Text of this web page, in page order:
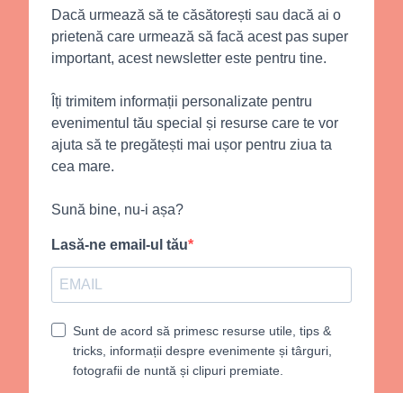
Dacă urmează să te căsătorești sau dacă ai o
prietenă care urmează să facă acest pas super
important, acest newsletter este pentru tine.
Îți trimitem informații personalizate pentru
evenimentul tău special și resurse care te vor
ajuta să te pregătești mai ușor pentru ziua ta
cea mare.
Sună bine, nu-i așa?
Lasă-ne email-ul tău
Sunt de acord să primesc resurse utile, tips &
tricks, informații despre evenimente și târguri,
fotografii de nuntă și clipuri premiate.